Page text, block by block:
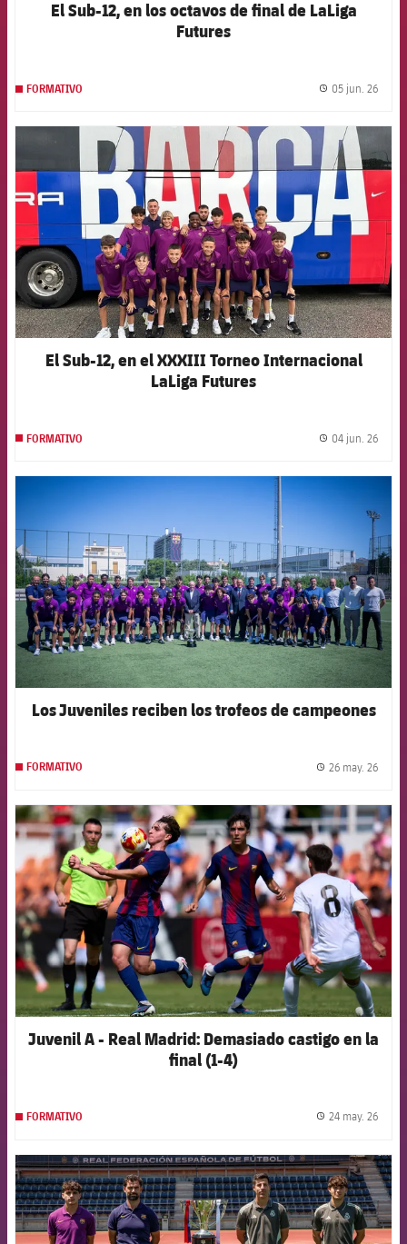
El Sub-12, en los octavos de final de LaLiga
Futures
FORMATIVO 05 jun. 26
FCB Barcelona badge
El Sub-12, en el XXXIII Torneo Internacional
LaLiga Futures
FORMATIVO 04 jun. 26
FCB Barcelona badge
Los Juveniles reciben los trofeos de campeones
FORMATIVO 26 may. 26
FCB Barcelona badge
Juvenil A - Real Madrid: Demasiado castigo en la
final (1-4)
FORMATIVO 24 may. 26
FCB Barcelona badge